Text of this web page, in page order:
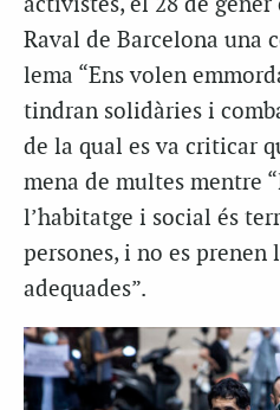
activistes, el 28 de
Raval de Barcelona una
lema “Ens volen
tindran solidàries i
de la qual es va criticar
mena de multes mentre
l’habitatge i social és
persones, i no es prenen
adequades”.